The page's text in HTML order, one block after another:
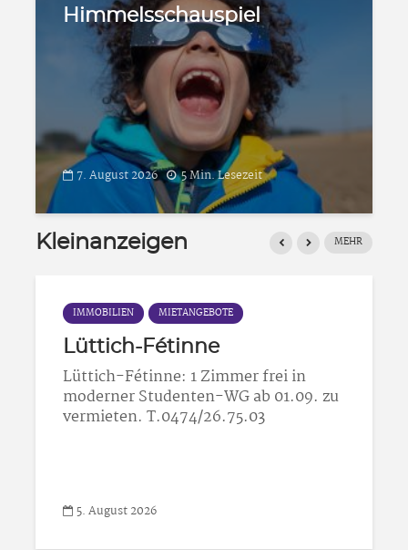
die VoG Le Relais
5. August 2026 2 Min. Lesezeit
Kleinanzeigen MEHR
VERKAUF
Gewächshaus
Gewächshaus sucht Gärtner! Von der
Beratung bis zur Montage. TOLL!
Gewächshäuser, Pavillons & mehr,
5. August 2026